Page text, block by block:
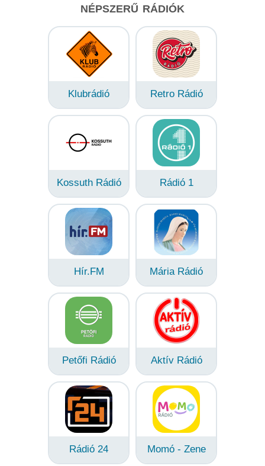
NÉPSZERŰ RÁDIÓK
Klubrádió Retro Rádió
Kossuth Rádió Rádió 1
Hír.FM Mária Rádió
Petőfi Rádió Aktív Rádió
Rádió 24 Momó - Zene